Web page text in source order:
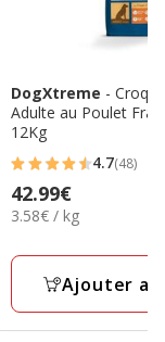
DogXtreme -
Adulte au Poulet
12Kg
4.7
étoiles
avec
48
4.7(48)
Prix
42.99€
42.99€
3.58€
Kg
3.58€ / kg
Ajouter